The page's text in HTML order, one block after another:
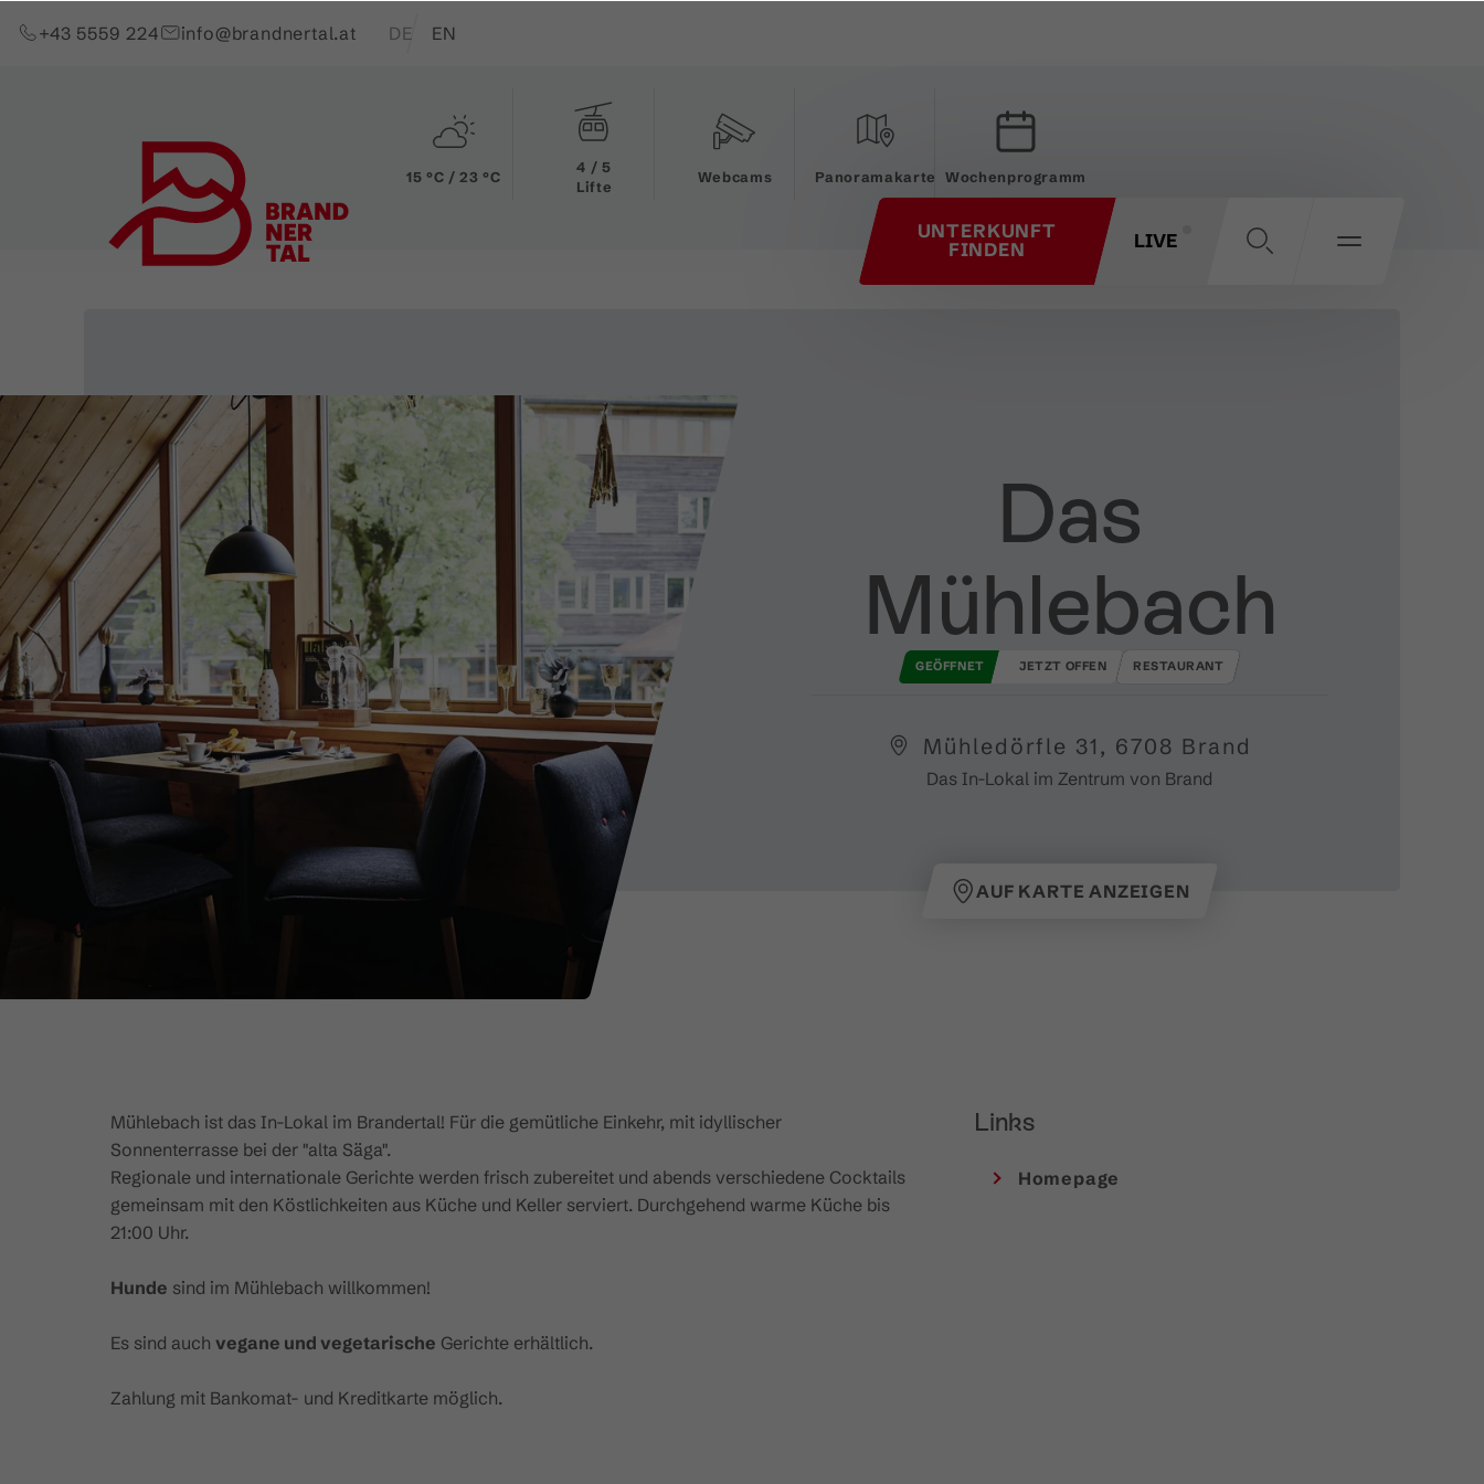
+43 5559 224
info@brandnertal.at DE EN
UNTERKUNFT
FINDEN
LIVE
15 °C / 23 °C
4 / 5
Lifte
Webcams Panoramakarte Wochenprogramm
Das
Mühlebach
GEÖFFNET JETZT OFFEN RESTAURANT
Mühledörfle 31, 6708 Brand
Das In-Lokal im Zentrum von Brand
AUF KARTE ANZEIGEN
Mühlebach ist das In-Lokal im Brandertal! Für die gemütliche Einkehr, mit idyllischer
Sonnenterrasse bei der "alta Säga".
Regionale und internationale Gerichte werden frisch zubereitet und abends verschiedene Cocktails
gemeinsam mit den Köstlichkeiten aus Küche und Keller serviert. Durchgehend warme Küche bis
21:00 Uhr.
Hunde sind im Mühlebach willkommen!
Es sind auchvegane und vegetarische Gerichte erhältlich.
Zahlung mit Bankomat- und Kreditkarte möglich.
Links
Homepage